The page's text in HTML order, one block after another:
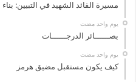
مسيرة القائد الشهيد في التبيين:
‏يوم واحد مضت
بصــــــائر الدرجــــــات
‏يوم واحد مضت
كيف يكون مستقبل مضيق هرمز